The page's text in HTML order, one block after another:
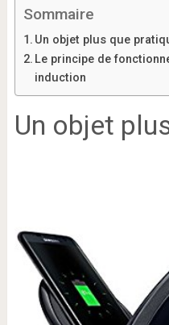
Sommaire
Un objet plus que
Le principe de
induction
Un objet